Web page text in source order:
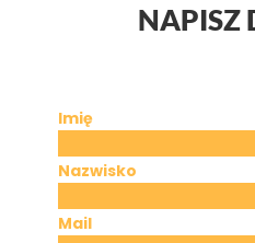
NAPISZ
Imię
Nazwisko
Mail